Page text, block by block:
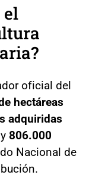
el
oficial del
hectáreas
adquiridas
806.000
Nacional de